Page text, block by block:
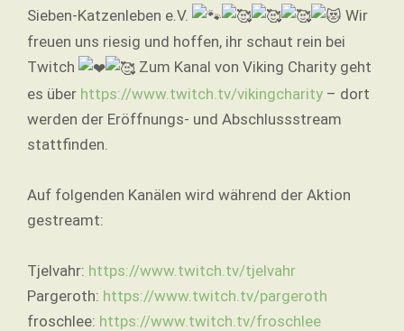
Sieben-Katzenleben e.V.
Wir
freuen uns riesig und hoffen, ihr schaut rein bei
Twitch
Zum Kanal von Viking Charity geht
es über https://www.twitch.tv/vikingcharity – dort
werden der Eröffnungs- und Abschlussstream
stattfinden.
Auf folgenden Kanälen wird während der Aktion
gestreamt:
Tjelvahr: https://www.twitch.tv/tjelvahr
Pargeroth: https://www.twitch.tv/pargeroth
froschlee: https://www.twitch.tv/froschlee